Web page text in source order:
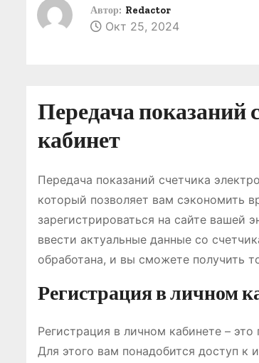
Автор: Redactor
Окт 25, 2024
Передача показаний
кабинет
Передача показаний счетчика
который позволяет вам сэкономить
зарегистрироваться на сайте вашей
ввести актуальные данные со
обработана, и вы сможете получить
Регистрация в личном
Регистрация в личном кабинете –
Для этого вам понадобится доступ к